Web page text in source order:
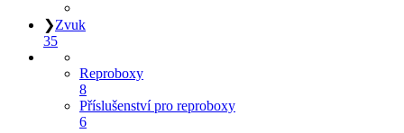
❯Zvuk
35
Reproboxy
8
Příslušenství pro reproboxy
6